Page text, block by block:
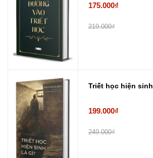
175.000₫
219.000₫
Triết học hiện
199.000₫
249.000₫